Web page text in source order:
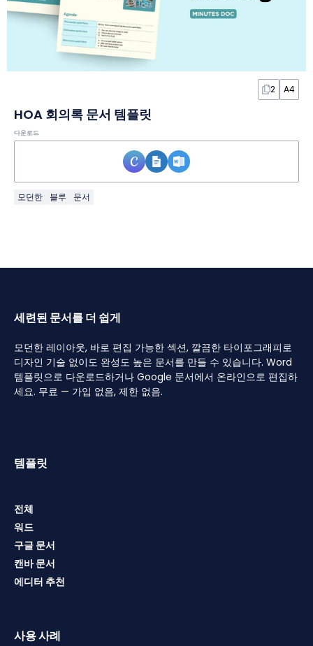
2 A4
HOA 회의록 문서 템플릿
다운로드
모던한 블루 문서
세련된 문서를 더 쉽게
모던한 레이아웃, 바로 편집 가능한 섹션, 깔끔한 타이포그래피로
디자인 기술 없이도 완성도 높은 문서를 만들 수 있습니다. Word
템플릿으로 다운로드하거나 Google 문서에서 온라인으로 편집하
세요. 무료 — 가입 없음, 제한 없음.
템플릿
전체
워드
구글 문서
캔바 문서
에디터 추천
사용 사례